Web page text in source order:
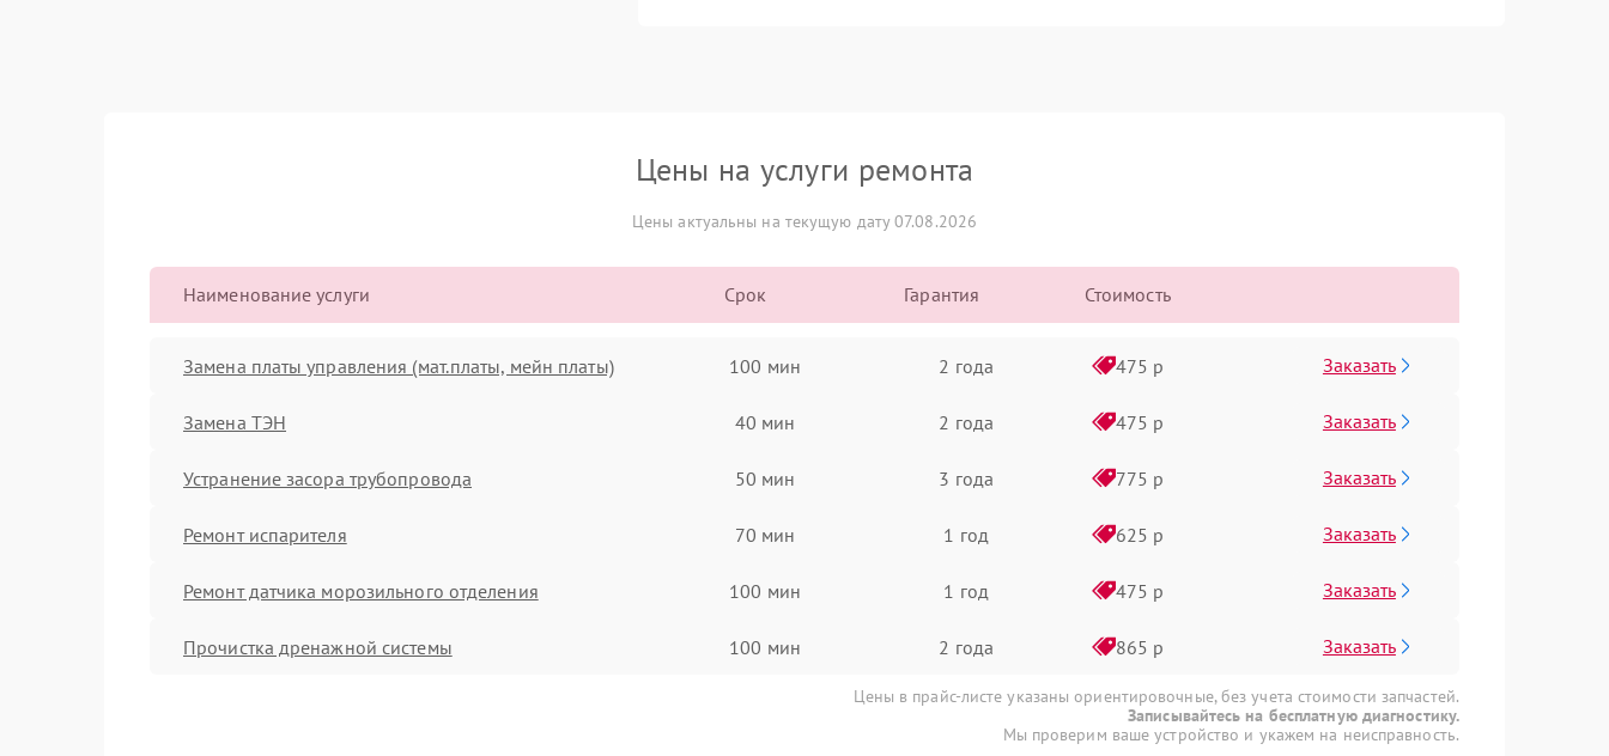
Цены на услуги ремонта
Цены актуальны на текущую дату 07.08.2026
Наименование услуги Срок Гарантия Стоимость
Замена платы управления (мат.платы, мейн платы) 100 мин 2 года 475 р Заказать
Замена ТЭН 40 мин 2 года 475 р Заказать
Устранение засора трубопровода 50 мин 3 года 775 р Заказать
Ремонт испарителя 70 мин 1 год 625 р Заказать
Ремонт датчика морозильного отделения 100 мин 1 год 475 р Заказать
Прочистка дренажной системы 100 мин 2 года 865 р Заказать
Цены в прайс-листе указаны ориентировочные, без учета стоимости запчастей.
Записывайтесь на бесплатную диагностику.
Мы проверим ваше устройство и укажем на неисправность.